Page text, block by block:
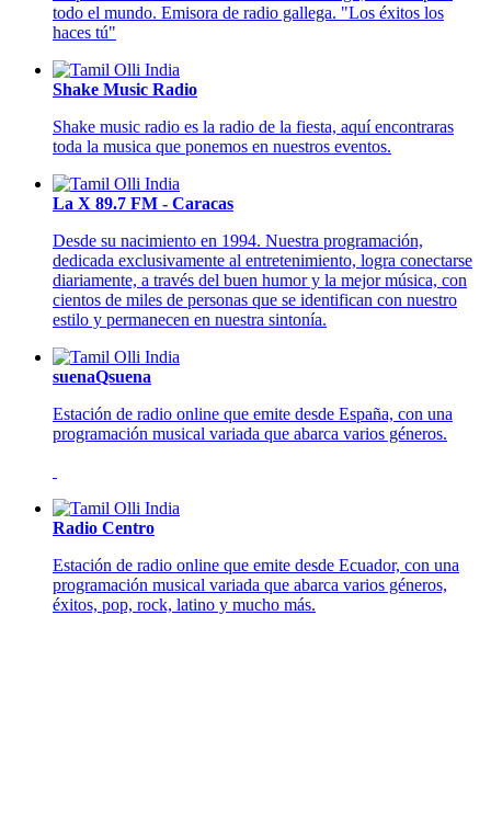
todo el mundo. Emisora de radio gallega. "Los éxitos los
haces tú"
Shake Music Radio
Shake music radio es la radio de la fiesta, aquí encontraras
toda la musica que ponemos en nuestros eventos.
La X 89.7 FM - Caracas
Desde su nacimiento en 1994. Nuestra programación,
dedicada exclusivamente al entretenimiento, logra conectarse
diariamente, a través del buen humor y la mejor música, con
cientos de miles de personas que se identifican con nuestro
estilo y permanecen en nuestra sintonía.
suenaQsuena
Estación de radio online que emite desde España, con una
programación musical variada que abarca varios géneros.
Radio Centro
Estación de radio online que emite desde Ecuador, con una
programación musical variada que abarca varios géneros,
éxitos, pop, rock, latino y mucho más.